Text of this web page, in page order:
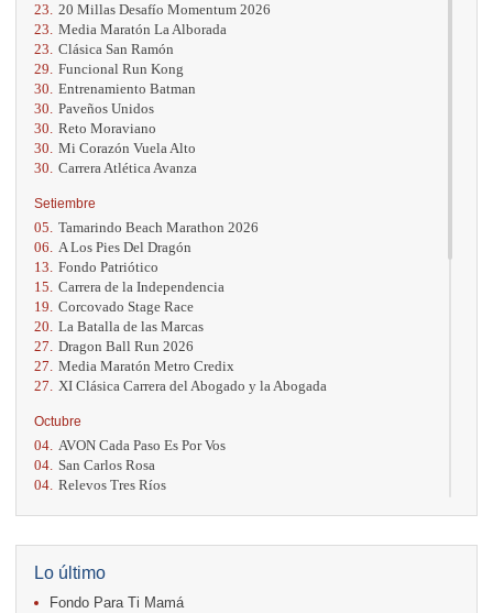
23. 20 Millas Desafío Momentum 2026
23. Media Maratón La Alborada
23. Clásica San Ramón
29. Funcional Run Kong
30. Entrenamiento Batman
30. Paveños Unidos
30. Reto Moraviano
30. Mi Corazón Vuela Alto
30. Carrera Atlética Avanza
Setiembre
05. Tamarindo Beach Marathon 2026
06.
A Los Pies Del Dragón
13. Fondo Patriótico
15. Carrera de la Independencia
19. Corcovado Stage Race
20. La Batalla de las Marcas
27. Dragon Ball Run 2026
27. Media Maratón Metro Credix
27.
XI Clásica Carrera del Abogado y la Abogada
Octubre
04. AVON Cada Paso Es Por Vos
04. San Carlos Rosa
04. Relevos Tres Ríos
17. Caribe Paradise Run
18.
Casa Turire Trail Run
18. Warriors Run Circuit
18. Samsung Jacó Beach Half Marathon 2026
Lo último
Fondo Para Ti Mamá